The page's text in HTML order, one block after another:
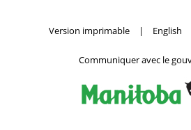
Version imprimable | English
Communiquer avec le